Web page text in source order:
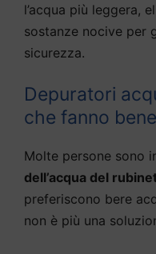
l’acqua più leggera,
sostanze nocive per
sicurezza.
Depuratori
che fanno
Molte persone sono
dell’acqua del
preferiscono bere
non è più una